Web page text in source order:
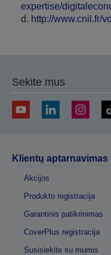
expertise/
d. http://www.cnil.fr/
Sekite mus
Klientų aptarnavimas
Akcijos
Produkto registracija
Garantinis patikrinimas
CoverPlus registracija
Susisiekite su mumis